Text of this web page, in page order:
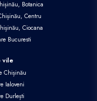
Botanica
Centru
Ciocana
Bucuresti
vile
Chișinău
Ialoveni
Durlești